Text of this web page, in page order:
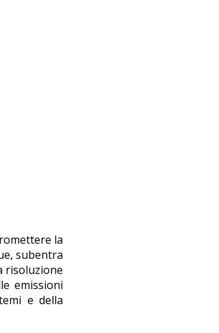
la
subentra
risoluzione
emissioni
e della